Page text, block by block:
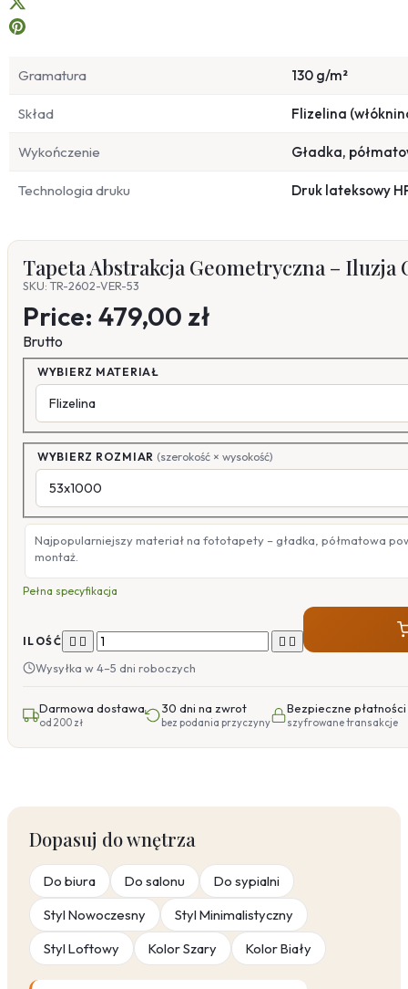
Gramatura 130 g/m²
Skład Flizelina
Wykończenie Gładka,
Technologia druku Druk lateksowy
Tapeta Abstrakcja Geometryczna – Iluzja
SKU: TR-2602-VER-53
Price: 479,00 zł
Brutto
WYBIERZ MATERIAŁ
WYBIERZ ROZMIAR (szerokość × wysokość)
Najpopularniejszy materiał na fototapety – gładka, półmatowa
montaż.
Pełna specyfikacja
ILOŚĆ    
Wysyłka w 4–5 dni roboczych
Darmowa dostawa
od 200 zł
30 dni na zwrot
bez podania przyczyny
Bezpieczne płatności
szyfrowane transakcje
Dopasuj do wnętrza
Do biura Do salonu
Do sypialni
Styl Nowoczesny
Styl Minimalistyczny
Styl Loftowy
Kolor Szary Kolor Biały